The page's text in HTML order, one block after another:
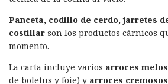
Panceta, codillo de cerdo, jarretes
costillar son los productos cárnicos
momento.
La carta incluye varios arroces
de boletus y foie) y arroces